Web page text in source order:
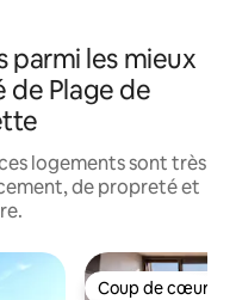
parmi les mieux
de Plage de
logements sont très
de propreté et
Coup de cœur